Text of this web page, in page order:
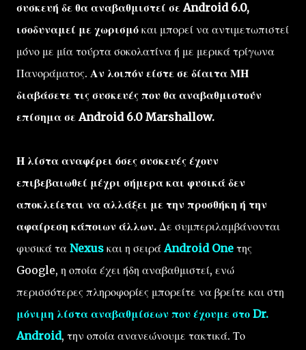
συσκευή δε θα αναβαθμιστεί σε Android 6.0,
ισοδυναμεί με χωρισμό και μπορεί να αντιμετωπιστεί
μόνο με μία τούρτα σοκολατίνα ή με μερικά τρίγωνα
Πανοράματος. Αν λοιπόν είστε σε δίαιτα ΜΗ
διαβάσετε τις συσκευές που θα αναβαθμιστούν
επίσημα σε Android 6.0 Marshallow.
Η λίστα αναφέρει όσες συσκευές έχουν
επιβεβαιωθεί μέχρι σήμερα και φυσικά δεν
αποκλείεται να αλλάξει με την προσθήκη ή την
αφαίρεση κάποιων άλλων. Δε συμπεριλαμβάνονται
φυσικά τα Nexus και η σειράAndroid One της
Google, η οποία έχει ήδη αναβαθμιστεί, ενώ
περισσότερες πληροφορίες μπορείτε να βρείτε και στη
μόνιμη λίστα αναβαθμίσεων που έχουμε στο Dr.
Android, την οποία ανανεώνουμε τακτικά. Το